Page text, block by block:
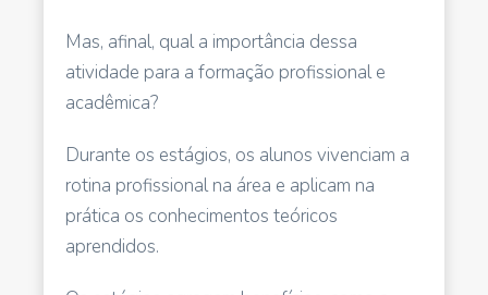
Mas, afinal, qual a importância dessa
atividade para a formação profissional e
acadêmica?
Durante os estágios, os alunos vivenciam a
rotina profissional na área e aplicam na
prática os conhecimentos teóricos
aprendidos.